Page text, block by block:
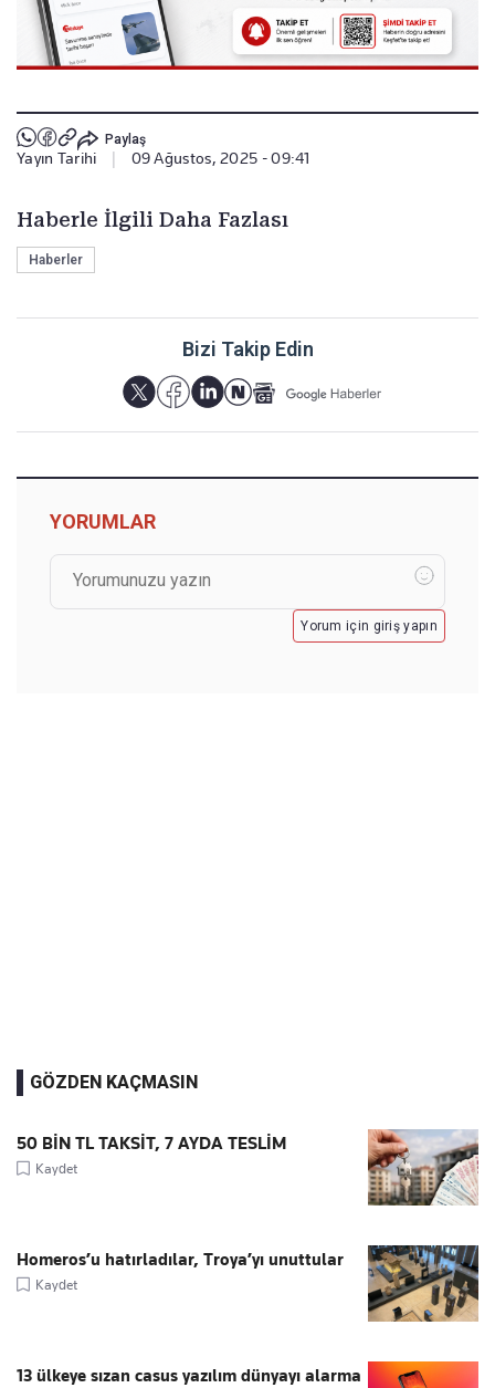
Paylaş
Yayın Tarihi 09 Ağustos, 2025 - 09:41
Haberle İlgili Daha Fazlası
Haberler
Bizi Takip Edin
YORUMLAR
Yorum için giriş yapın
GÖZDEN KAÇMASIN
50 BİN TL TAKSİT, 7 AYDA TESLİM
Kaydet
Homeros’u hatırladılar, Troya’yı unuttular
Kaydet
13 ülkeye sızan casus yazılım dünyayı alarma